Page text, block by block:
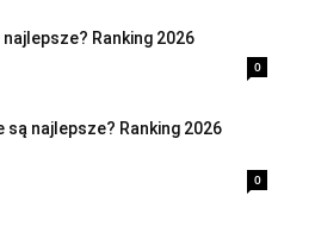
Ranking 2026
0
są najlepsze? Ranking 2026
0